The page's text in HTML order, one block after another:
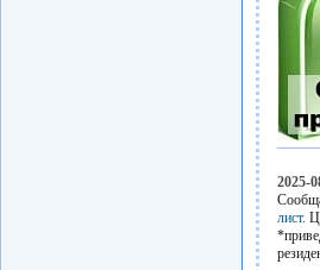
2025-
лист.